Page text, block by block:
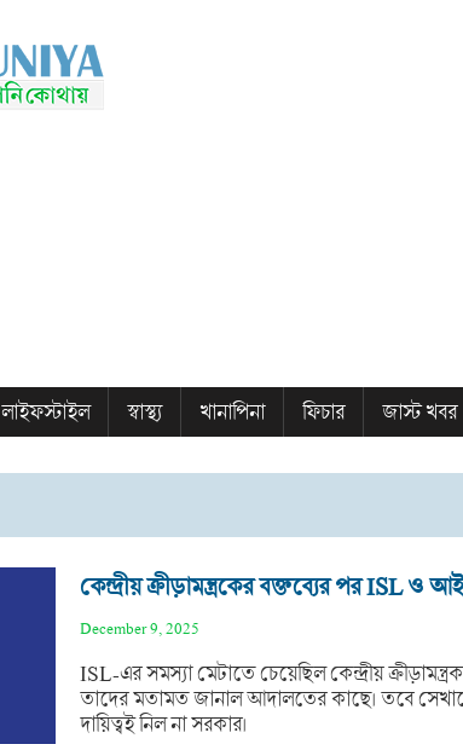
লাইফস্টাইল স্বাস্থ্য খানাপিনা ফিচার জাস্ট খবর
কেন্দ্রীয় ক্রীড়ামন্ত্রকের বক্তব্যের পর ISL ও
December 9, 2025
ISL-এর সমস্যা মেটাতে চেয়েছিল কেন্দ্রীয়
তাদের মতামত জানাল আদালতের কাছে। তবে
দায়িত্বই নিল না সরকার।